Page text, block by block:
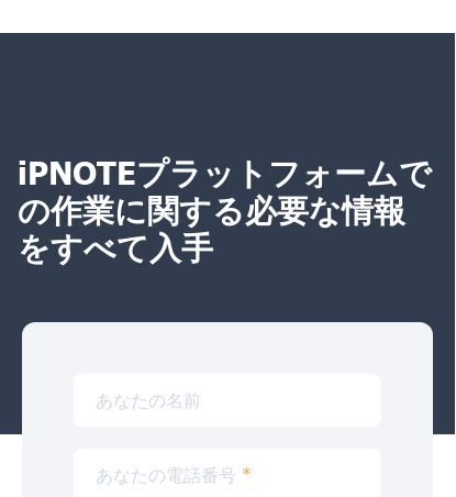
iPNOTEプラットフォームで
の作業に関する必要な情報
をすべて入手
あなたの名前
あなたの電話番号 *